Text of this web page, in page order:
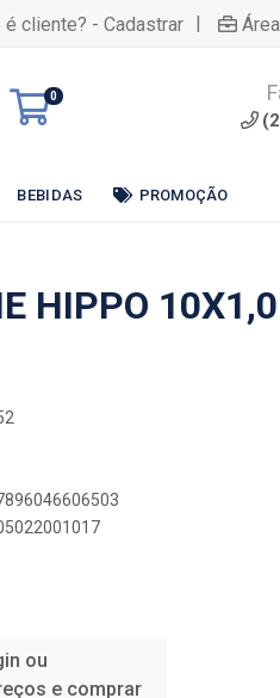
é cliente? - Cadastrar |
0
BEBIDAS PROMOÇÃO
HIPPO
ou
e comprar